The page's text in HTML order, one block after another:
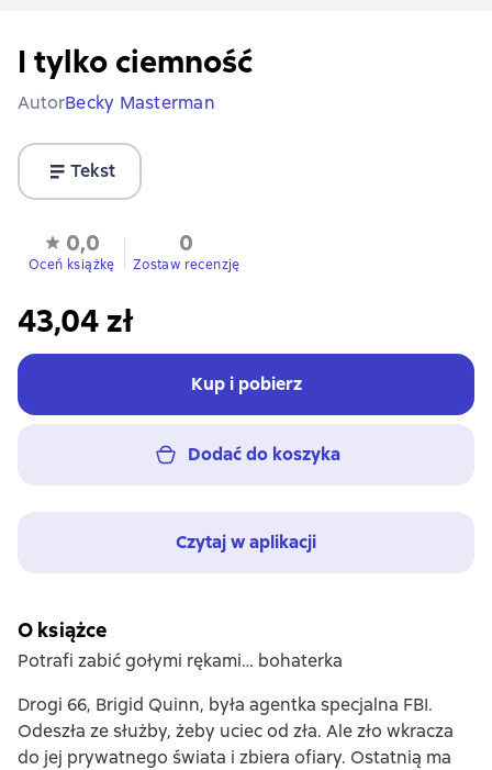
I tylko ciemność
AutorBecky Masterman
Tekst
0,0
Oceń książkę
0
Zostaw recenzję
43,04 zł
Kup i pobierz
Dodać do koszyka
Czytaj w aplikacji
O książce
Potrafi zabić gołymi rękami… bohaterka
Drogi 66, Brigid Quinn, była agentka specjalna FBI.
Odeszła ze służby, żeby uciec od zła. Ale zło wkracza
do jej prywatnego świata i zbiera ofiary. Ostatnią ma